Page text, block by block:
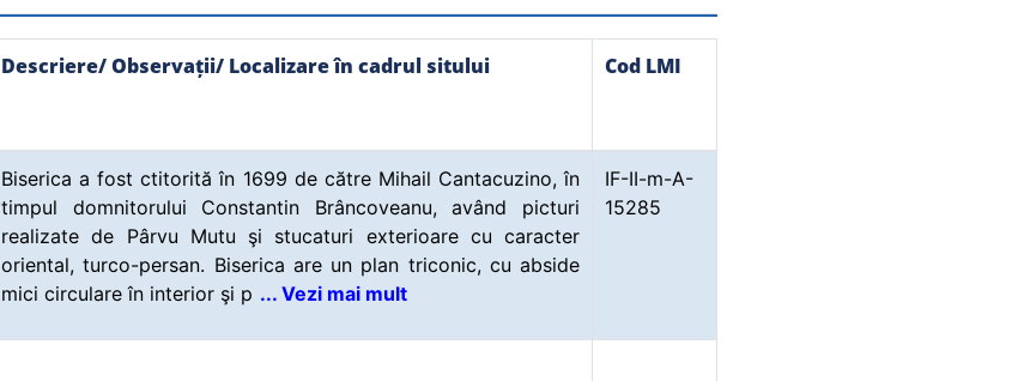
Descriere/ Observații/ Localizare în cadrul sitului Cod LMI
Biserica a fost ctitorită în 1699 de către Mihail Cantacuzino, în
timpul domnitorului Constantin Brâncoveanu, având picturi
realizate de Pârvu Mutu şi stucaturi exterioare cu caracter
oriental, turco-persan. Biserica are un plan triconic, cu abside
mici circulare în interior şi p ... Vezi mai mult
IF-II-m-A-
15285